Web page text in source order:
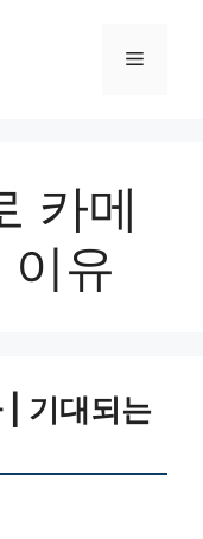
Menu
카메
유
| 기대되는